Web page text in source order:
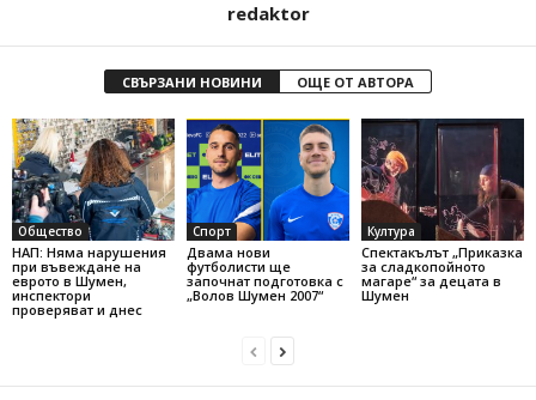
redaktor
СВЪРЗАНИ НОВИНИ ОЩЕ ОТ АВТОРА
Общество
НАП: Няма нарушения
при въвеждане на
еврото в Шумен,
инспектори
проверяват и днес
Спорт
Двама нови
футболисти ще
започнат подготовка с
„Волов Шумен 2007“
Култура
Спектакълът „Приказка
за сладкопойното
магаре“ за децата в
Шумен